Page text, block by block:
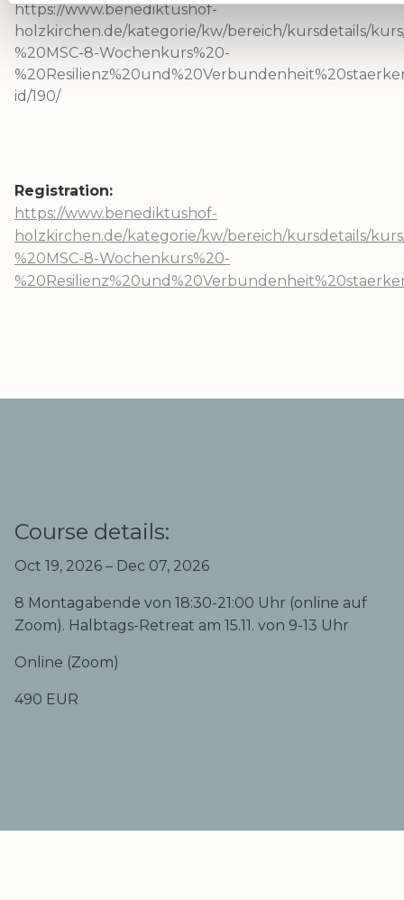
https://www.benediktushof-
holzkirchen.de/kategorie/kw/bereich/kursdetails/
%20MSC-8-Wochenkurs%20-
id/190/
Registration:
https://www.benediktushof-
holzkirchen.de/kategorie/kw/bereich/kursdetails/
%20MSC-8-Wochenkurs%20-
Course details:
Oct 19, 2026 – Dec 07, 2026
8 Montagabende von 18:30-21:00 Uhr (online auf
Zoom). Halbtags-Retreat am 15.11. von 9-13 Uhr
Online (Zoom)
490 EUR